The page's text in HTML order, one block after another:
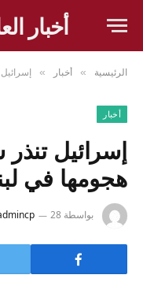
أخبار
الرئيسية » أخبار »
أخبار
إسرائيل
هجومها في
بواسطة 28 مايو، 2026